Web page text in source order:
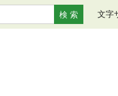
検 索 文字